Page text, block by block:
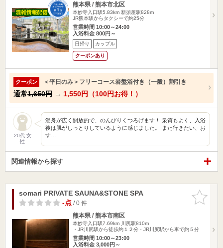
熊本県 / 熊本市北区
本妙寺入口駅5.83km 新須屋駅828m
JR熊本駅からタクシーで約25分
営業時間 10:00～24:00
入浴料金 800円～
日帰り カップル
クーポンあり
クーポン ＜平日のみ＞フリーコース岩盤浴付き（一般）割引き
通常1,650円 → 1,550円（100円お得！）
20代 女
性
湯舟が広く開放的で、のんびりくつろげます！ 泉質もよく、入浴
後は肌がしっとりしているように感じました。 また行きたい、お
す…
関連情報から探す
お気に入
りに追加
somari PRIVATE SAUNA&STONE SPA
-点/ 0 件
熊本県 / 熊本市南区
本妙寺入口駅7.69km
川尻駅810m
・JR川尻駅から徒歩約１２分・JR川尻駅から車で約５分
営業時間 10:00～23:00
入浴料金 3,000円～